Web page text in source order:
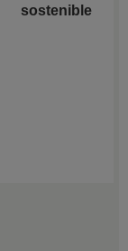
sostenible